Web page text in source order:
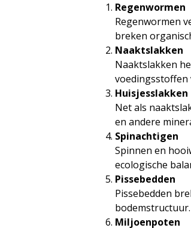
Regenwormen
Regenwormen
breken
Naaktslakken
Naaktslakken
voedingsstoffen
Huisjesslakken
Net als
en andere
Spinachtigen
Spinnen en
ecologische
Pissebedden
Pissebedden
Miljoenpoten